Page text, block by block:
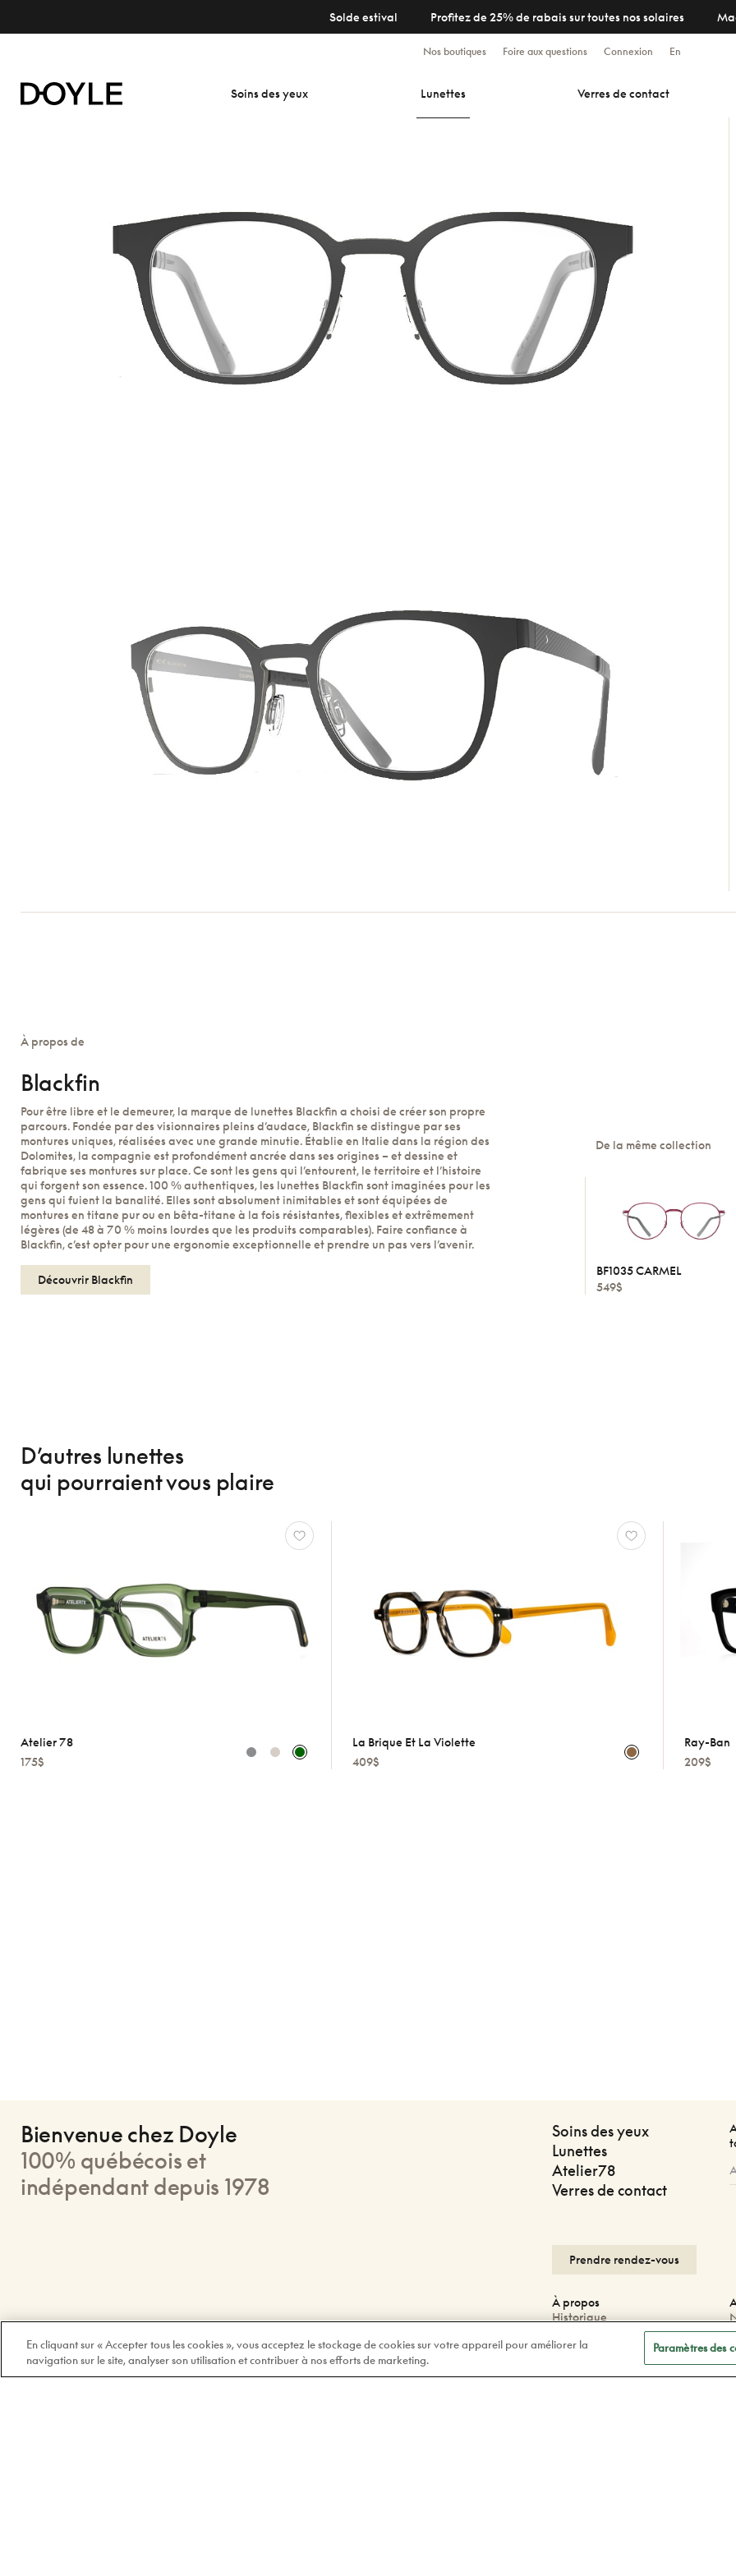
Solde estival Profitez de 25% de rabais sur toutes nos solaires
Nos boutiques Foire aux questions Connexion En
Soins des yeux Lunettes Verres de contact
À propos de
Blackfin
Pour être libre et le demeurer, la marque de lunettes Blackfin a choisi de créer son propre
parcours. Fondée par des visionnaires pleins d’audace, Blackfin se distingue par ses
montures uniques, réalisées avec une grande minutie. Établie en Italie dans la région des
Dolomites, la compagnie est profondément ancrée dans ses origines – et dessine et
fabrique ses montures sur place. Ce sont les gens qui l’entourent, le territoire et l’histoire
qui forgent son essence. 100 % authentiques, les lunettes Blackfin sont imaginées pour les
gens qui fuient la banalité. Elles sont absolument inimitables et sont équipées de
montures en titane pur ou en bêta-titane à la fois résistantes, flexibles et extrêmement
légères (de 48 à 70 % moins lourdes que les produits comparables). Faire confiance à
Blackfin, c’est opter pour une ergonomie exceptionnelle et prendre un pas vers l’avenir.
Découvrir Blackfin
De la même collection
BF1035 CARMEL
549$
D’autres lunettes
qui pourraient vous plaire
Atelier 78
175$
La Brique Et La Violette
409$
Ray-Ban
209$
Bienvenue chez Doyle
100% québécois et
indépendant depuis 1978
Soins des yeux
Lunettes
Atelier78
Verres de contact
Prendre rendez-vous
À propos
Historique
Blogue
En cliquant sur « Accepter tous les cookies », vous acceptez le stockage de cookies sur votre appareil pour améliorer la
navigation sur le site, analyser son utilisation et contribuer à nos efforts de marketing.
Paramètres des